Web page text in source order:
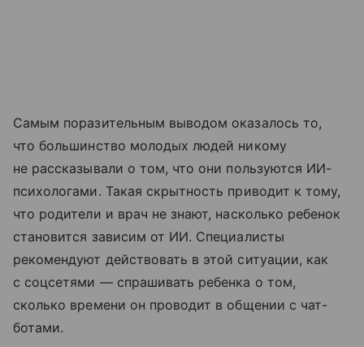
Самым поразительным выводом оказалось то,
что большинство молодых людей никому
не рассказывали о том, что они пользуются ИИ-
психологами. Такая скрытность приводит к тому,
что родители и врач не знают, насколько ребенок
становится зависим от ИИ. Специалисты
рекомендуют действовать в этой ситуации, как
с соцсетями — спрашивать ребенка о том,
сколько времени он проводит в общении с чат-
ботами.